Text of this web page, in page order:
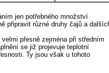
jen potřebného množství
připravit různé druhy čajů a
přesně zejména při středním
se již projevuje teplotní
Ty jsou však u tohoto